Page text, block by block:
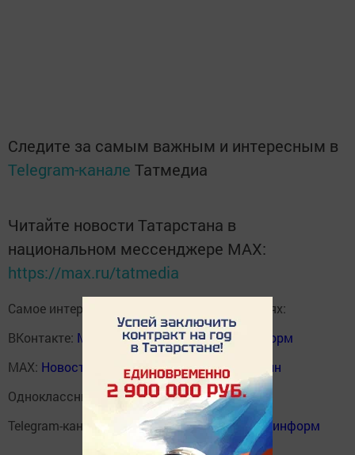
Следите за самым важным и интересным в
Telegram-канале Татмедиа
Читайте новости Татарстана в
национальном мессенджере MАХ:
https://max.ru/tatmedia
Самое интересное в наших социальных сетях:
ВКонтакте: Мензелинск news - Мензеля-информ
MAX: Новости Мензелинска - Мензеля онлайн
Одноклассники:ok.ru/menzelinsk
Telegram-канал:Мензелинск news - Мензеля-информ